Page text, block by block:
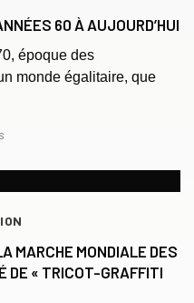
60 À AUJOURD’HUI
époque des
monde égalitaire, que
MARCHE MONDIALE DES
DE « TRICOT-GRAFFITI